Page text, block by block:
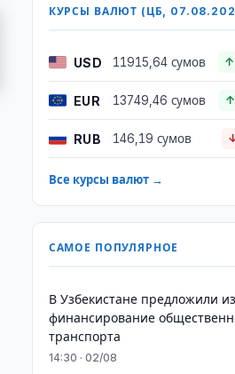
КУРСЫ ВАЛЮТ (ЦБ,
USD 11915,64 сумов ↑
EUR 13749,46 сумов
RUB 146,19 сумов
Все курсы валют →
САМОЕ ПОПУЛЯРНОЕ
В Узбекистане предложили
финансирование
транспорта
14:30 · 02/08